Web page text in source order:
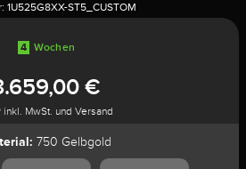
1U525G8XX-ST5_CUSTOM
4 Wochen
€
inkl. MwSt. und Versand
750 Gelbgold